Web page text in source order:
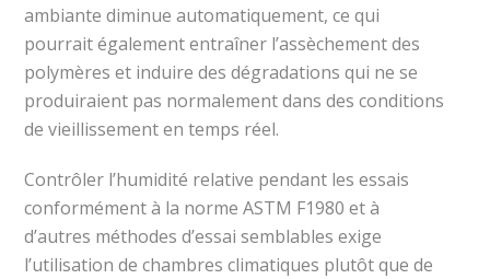
ambiante diminue automatiquement, ce qui
pourrait également entraîner l’assèchement des
polymères et induire des dégradations qui ne se
produiraient pas normalement dans des conditions
de vieillissement en temps réel.
Contrôler l’humidité relative pendant les essais
conformément à la norme ASTM F1980 et à
d’autres méthodes d’essai semblables exige
l’utilisation de chambres climatiques plutôt que de